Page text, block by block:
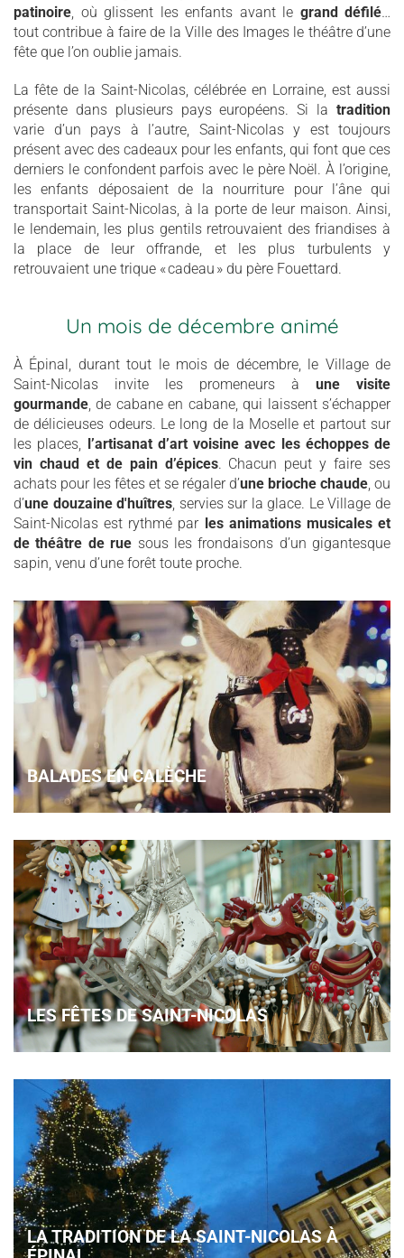
patinoire, où glissent les enfants avant le grand défilé…
tout contribue à faire de la Ville des Images le théâtre d’une
fête que l’on oublie jamais.
La fête de la Saint-Nicolas, célébrée en Lorraine, est aussi
présente dans plusieurs pays européens. Si la tradition
varie d’un pays à l’autre, Saint-Nicolas y est toujours
présent avec des cadeaux pour les enfants, qui font que ces
derniers le confondent parfois avec le père Noël. À l’origine,
les enfants déposaient de la nourriture pour l’âne qui
transportait Saint-Nicolas, à la porte de leur maison. Ainsi,
le lendemain, les plus gentils retrouvaient des friandises à
la place de leur offrande, et les plus turbulents y
retrouvaient une trique « cadeau » du père Fouettard.
Un mois de décembre animé
À Épinal, durant tout le mois de décembre, le Village de
Saint-Nicolas invite les promeneurs à une visite
gourmande, de cabane en cabane, qui laissent s’échapper
de délicieuses odeurs. Le long de la Moselle et partout sur
les places, l’artisanat d’art voisine avec les échoppes de
vin chaud et de pain d’épices. Chacun peut y faire ses
achats pour les fêtes et se régaler d’une brioche chaude, ou
d’une douzaine d'huîtres, servies sur la glace. Le Village de
Saint-Nicolas est rythmé par les animations musicales et
de théâtre de rue sous les frondaisons d’un gigantesque
sapin, venu d’une forêt toute proche.
BALADES EN CALÈCHE
LES FÊTES DE SAINT-NICOLAS
LA TRADITION DE LA SAINT-NICOLAS À